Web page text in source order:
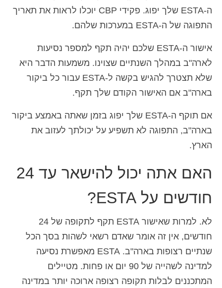
ה-ESTA שלך יפוג. פקידי CBP יוכלו לראות את תאריך
התפוגה של ה-ESTA במערכות שלהם.
אישור ה-ESTA שלכם יהיה תקף למספר נסיעות
לארה"ב במהלך השנתיים שצוינו. משמעות הדבר היא
שלא תצטרך להגיש בקשה ל-ESTA עבור כל ביקור
בארה"ב אם האישור הקודם שלך תקף.
אם תוקף ה-ESTA שלך יפוג בזמן שאתה באמצע ביקור
בארה"ב, התפוגה לא תשפיע על יכולתך לעזוב את
הארץ.
האם אתה יכול להישאר עד 24
חודשים על ESTA?
לא. למרות שאישור ESTA תקף לתקופה של 24
חודשים, אין זה אומר שאדם רשאי לשהות בסך הכל
שנתיים רצופות בארה"ב. ESTA מאפשרת נסיעה
למדינה לשהייה של 90 יום או פחות. מטיילים
המתכננים לבלות תקופה רצופה ארוכה יותר במדינה